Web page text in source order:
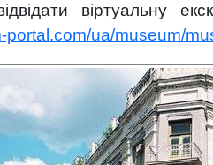
віртуальну
portal.com/ua/museum/